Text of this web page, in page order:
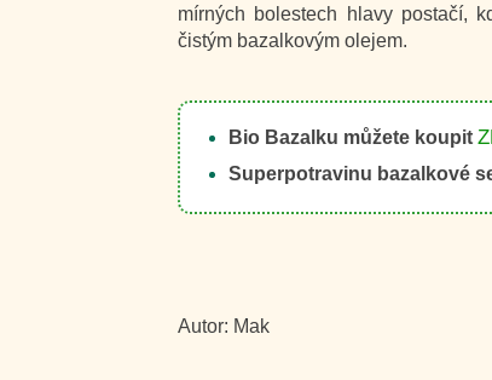
mírných bolestech hlavy postačí,
čistým bazalkovým olejem.
Bio Bazalku můžete koupit
Superpotravinu bazalkové
Autor: Mak